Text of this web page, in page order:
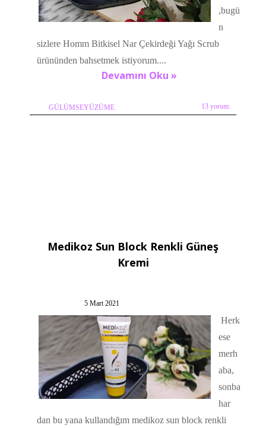
,bugü
n
sizlere Homm Bitkisel Nar Çekirdeği Yağı Scrub
ürününden bahsetmek istiyorum....
Devamını Oku »
GÜLÜMSEYÜZÜME 13 yorum:
Medikoz Sun Block Renkli Güneş
Kremi
5 Mart 2021
Herk
ese
merh
aba,
sonba
har
dan bu yana kullandığım medikoz sun block renkli